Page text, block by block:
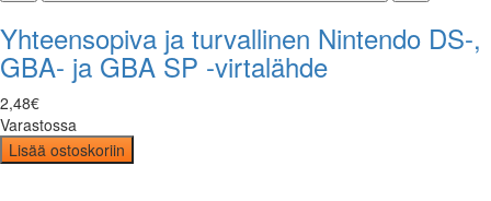
Yhteensopiva ja turvallinen Nintendo DS-,
GBA- ja GBA SP -virtalähde
2,48€
Varastossa
Lisää ostoskoriin